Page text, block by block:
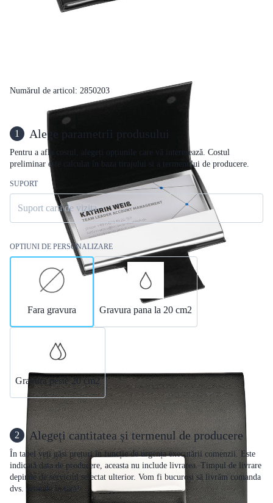
Numărul de articol: 2850203
1 Alege parametrii produsului
Pentru a afla costul, alegeți opțiunile care vă interesează. Costul
preliminar este calculat în baza tirajului si a termenului de producere.
SUPORT
Suport carti de vizita
OPTIUNI DE PERSONALIZARE
Fara gravura Gravura pana la 20 cm2
Gravura peste 20 cm2
2 Alegeți cantitatea și termenul de producere
În tabel veți găsi prețuri în funcție de urgența executării comenzii. Este
indicată data de producere, aceasta nu include livrarea. Timpul de livrare
depinde de serviciul selectat ulterior. Vom fi bucuroși să livrăm comanda
dvs. oriunde în țară!